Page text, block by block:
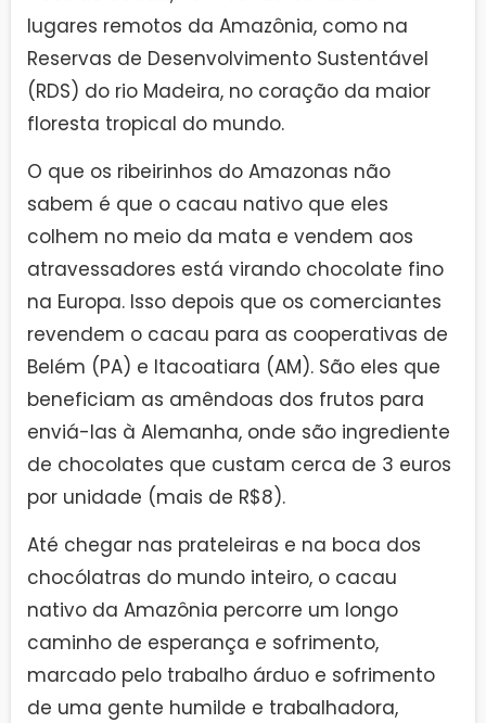
lugares remotos da Amazônia, como na
Reservas de Desenvolvimento Sustentável
(RDS) do rio Madeira, no coração da maior
floresta tropical do mundo.
O que os ribeirinhos do Amazonas não
sabem é que o cacau nativo que eles
colhem no meio da mata e vendem aos
atravessadores está virando chocolate fino
na Europa. Isso depois que os comerciantes
revendem o cacau para as cooperativas de
Belém (PA) e Itacoatiara (AM). São eles que
beneficiam as amêndoas dos frutos para
enviá-las à Alemanha, onde são ingrediente
de chocolates que custam cerca de 3 euros
por unidade (mais de R$8).
Até chegar nas prateleiras e na boca dos
chocólatras do mundo inteiro, o cacau
nativo da Amazônia percorre um longo
caminho de esperança e sofrimento,
marcado pelo trabalho árduo e sofrimento
de uma gente humilde e trabalhadora,